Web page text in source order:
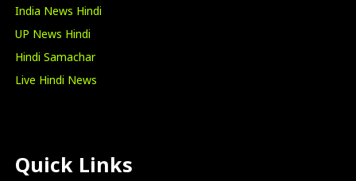
India News Hindi
UP News Hindi
Hindi Samachar
Live Hindi News
Quick Links